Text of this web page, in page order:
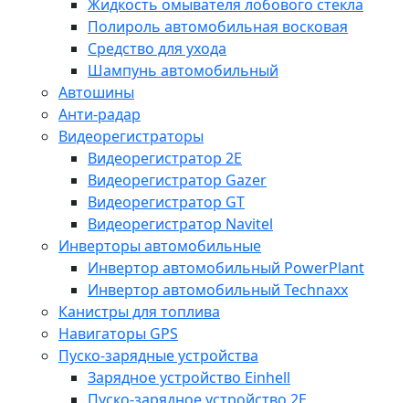
Жидкость омывателя лобового стекла
Полироль автомобильная восковая
Средство для ухода
Шампунь автомобильный
Автошины
Анти-радар
Видеорегистраторы
Видеорегистратор 2E
Видеорегистратор Gazer
Видеорегистратор GT
Видеорегистратор Navitel
Инверторы автомобильные
Инвертор автомобильный PowerPlant
Инвертор автомобильный Technaxx
Канистры для топлива
Навигаторы GPS
Пуско-зарядные устройства
Зарядное устройство Einhell